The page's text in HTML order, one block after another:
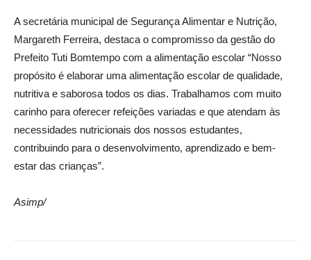
A secretária municipal de Segurança Alimentar e Nutrição,
Margareth Ferreira, destaca o compromisso da gestão do
Prefeito Tuti Bomtempo com a alimentação escolar “Nosso
propósito é elaborar uma alimentação escolar de qualidade,
nutritiva e saborosa todos os dias. Trabalhamos com muito
carinho para oferecer refeições variadas e que atendam às
necessidades nutricionais dos nossos estudantes,
contribuindo para o desenvolvimento, aprendizado e bem-
estar das crianças”.
Asimp/